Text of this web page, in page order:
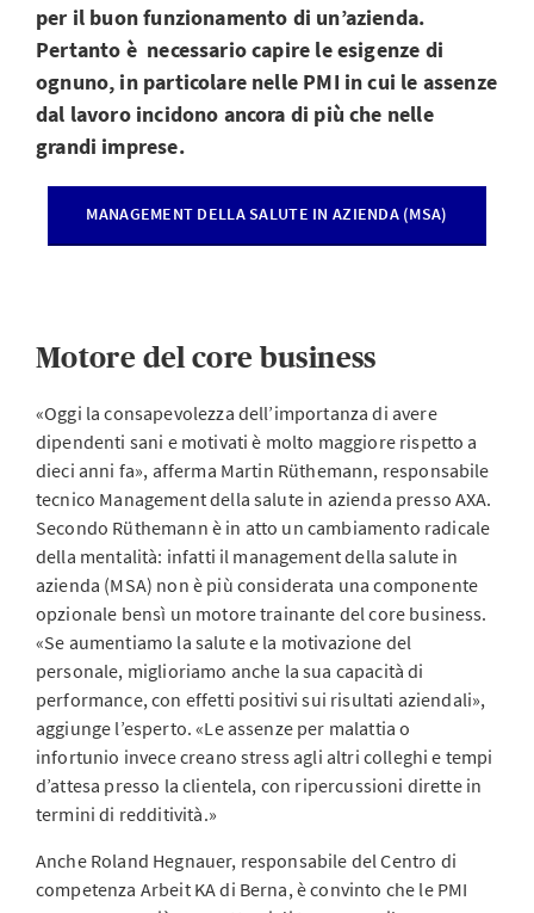
per il buon funzionamento di un’azienda.
Pertanto è necessario capire le esigenze di
ognuno, in particolare nelle PMI in cui le assenze
dal lavoro incidono ancora di più che nelle
grandi imprese.
MANAGEMENT DELLA SALUTE IN AZIENDA (MSA)
Motore del core business
«Oggi la consapevolezza dell’importanza di avere
dipendenti sani e motivati è molto maggiore rispetto a
dieci anni fa», afferma Martin Rüthemann, responsabile
tecnico Management della salute in azienda presso AXA.
Secondo Rüthemann è in atto un cambiamento radicale
della mentalità: infatti il management della salute in
azienda (MSA) non è più considerata una componente
opzionale bensì un motore trainante del core business.
«Se aumentiamo la salute e la motivazione del
personale, miglioriamo anche la sua capacità di
performance, con effetti positivi sui risultati aziendali»,
aggiunge l’esperto. «Le assenze per malattia o
infortunio invece creano stress agli altri colleghi e tempi
d’attesa presso la clientela, con ripercussioni dirette in
termini di redditività.»
Anche Roland Hegnauer, responsabile del Centro di
competenza Arbeit KA di Berna, è convinto che le PMI